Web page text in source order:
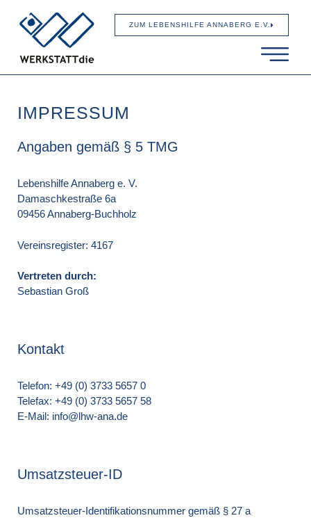
ZUM LEBENSHILFE ANNABERG E.V.
IMPRESSUM
Angaben gemäß § 5 TMG
Lebenshilfe Annaberg e. V.
Damaschkestraße 6a
09456 Annaberg-Buchholz
Vereinsregister: 4167
Vertreten durch:
Sebastian Groß
Kontakt
Telefon: +49 (0) 3733 5657 0
Telefax: +49 (0) 3733 5657 58
E-Mail: info@lhw-ana.de
Umsatzsteuer-ID
Umsatzsteuer-Identifikationsnummer gemäß § 27 a